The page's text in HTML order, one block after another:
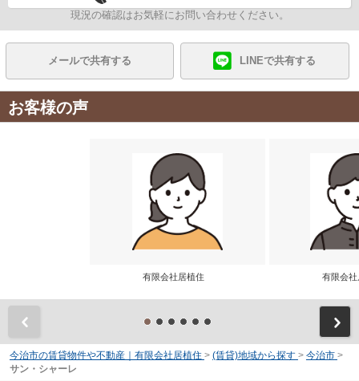
現況の確認はお気軽にお問い合わせください。
メールで共有する LINEで共有する
お客様の声
有限会社居植住 有限会
今治市の賃貸物件や不動産｜有限会社居植住 > (賃貸)地域から探す > 今治市 >
サン・シャーレ